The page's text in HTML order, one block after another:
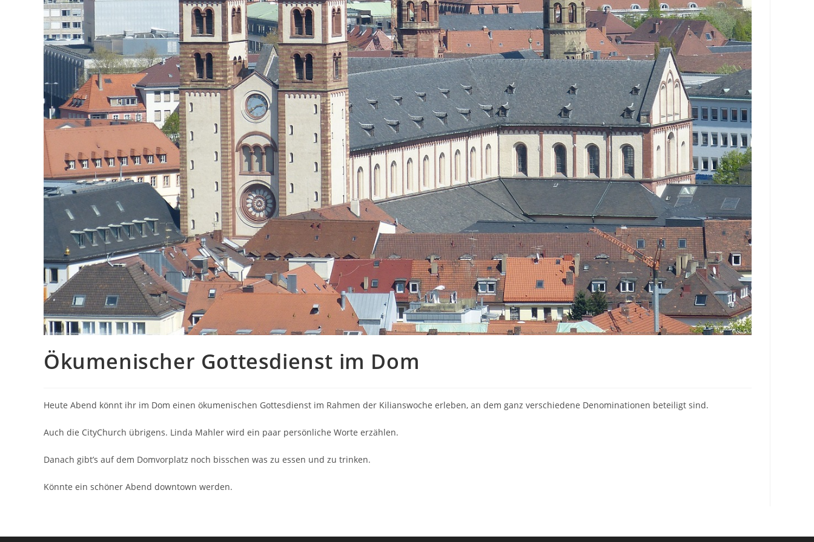
Ökumenischer Gottesdienst im Dom
Heute Abend könnt ihr im Dom einen ökumenischen Gottesdienst im Rahmen der Kilianswoche erleben, an dem ganz verschiedene Denominationen beteiligt sind.
Auch die CityChurch übrigens. Linda Mahler wird ein paar persönliche Worte erzählen.
Danach gibt’s auf dem Domvorplatz noch bisschen was zu essen und zu trinken.
Könnte ein schöner Abend downtown werden.